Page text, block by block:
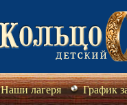
Наши лагеря График